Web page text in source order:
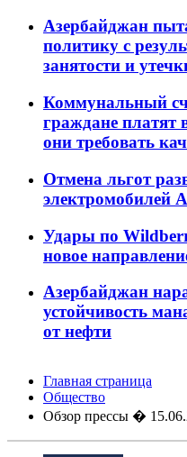
Азербайджан
политику с
занятости и
Коммунальный
граждане платят
они требовать
Отмена льгот
электромобилей
Удары по
новое
Азербайджан
устойчивость
от нефти
Главная страница
Общество
Обзор прессы �